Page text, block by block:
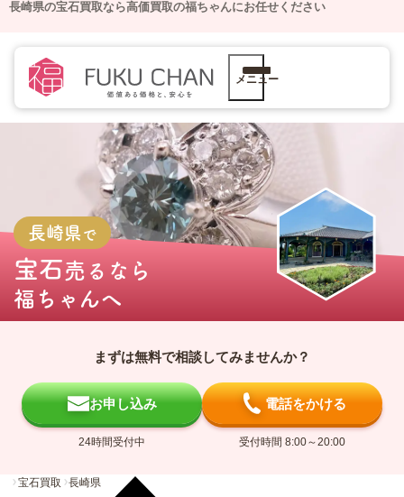
長崎県の宝石買取なら高価買取の福ちゃんにお任せください
メニュー
長崎県で
宝石売るなら
福ちゃんへ
まずは無料で相談してみませんか？
お申し込み
24時間受付中
電話をかける
受付時間 8:00～20:00
宝石買取 長崎県